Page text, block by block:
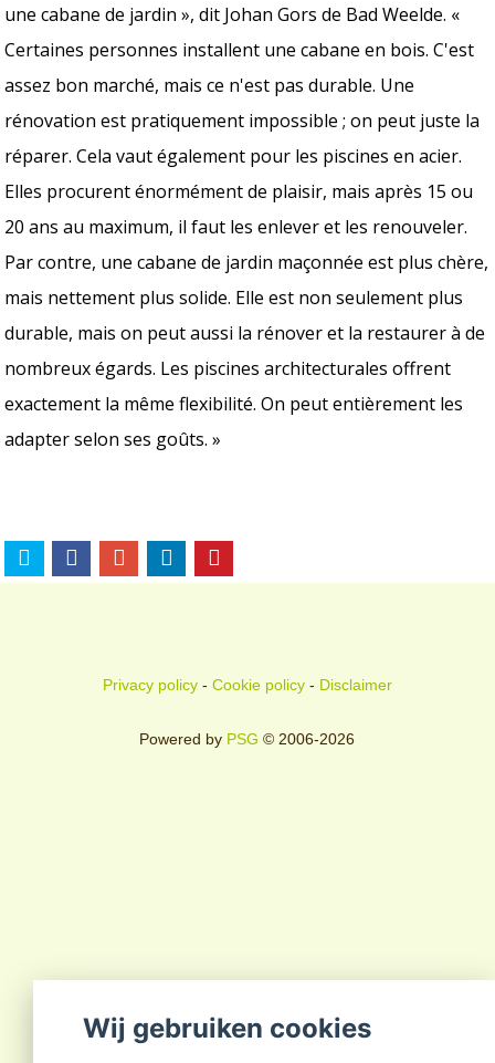
une cabane de jardin », dit Johan Gors de Bad Weelde. «
Certaines personnes installent une cabane en bois. C'est
assez bon marché, mais ce n'est pas durable. Une
rénovation est pratiquement impossible ; on peut juste la
réparer. Cela vaut également pour les piscines en acier.
Elles procurent énormément de plaisir, mais après 15 ou
20 ans au maximum, il faut les enlever et les renouveler.
Par contre, une cabane de jardin maçonnée est plus chère,
mais nettement plus solide. Elle est non seulement plus
durable, mais on peut aussi la rénover et la restaurer à de
nombreux égards. Les piscines architecturales offrent
exactement la même flexibilité. On peut entièrement les
adapter selon ses goûts. »
Privacy policy- Cookie policy- Disclaimer
Powered by PSG © 2006-2026
Wij gebruiken cookies